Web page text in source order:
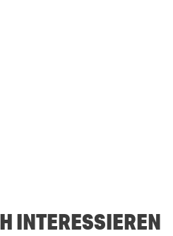
INTERESSIEREN